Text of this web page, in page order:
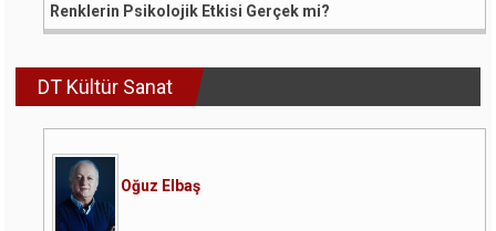
Renklerin Psikolojik Etkisi Gerçek mi?
DT Kültür Sanat
Oğuz Elbaş